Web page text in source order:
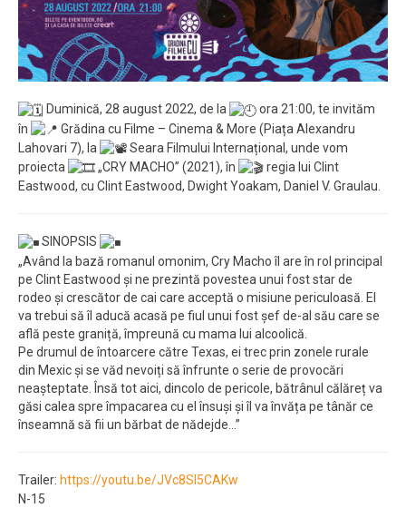
Duminică, 28 august 2022, de la
ora 21:00, te invităm
în
Grădina cu Filme – Cinema & More (Piața Alexandru
Lahovari 7), la
Seara Filmului Internațional, unde vom
proiecta
„CRY MACHO” (2021), în
regia lui Clint
Eastwood, cu Clint Eastwood, Dwight Yoakam, Daniel V. Graulau.
SINOPSIS
„Având la bază romanul omonim, Cry Macho îl are în rol principal
pe Clint Eastwood și ne prezintă povestea unui fost star de
rodeo și crescător de cai care acceptă o misiune periculoasă. El
va trebui să îl aducă acasă pe fiul unui fost șef de-al său care se
află peste graniță, împreună cu mama lui alcoolică.
Pe drumul de întoarcere către Texas, ei trec prin zonele rurale
din Mexic și se văd nevoiți să înfrunte o serie de provocări
neașteptate. Însă tot aici, dincolo de pericole, bătrânul călăreț va
găsi calea spre împacarea cu el însuși și îl va învăța pe tânăr ce
înseamnă să fii un bărbat de nădejde…”
Trailer: https://youtu.be/JVc8SI5CAKw
N-15